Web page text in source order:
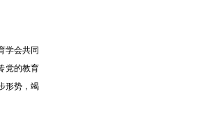
学会共同
党的教育
形势，竭